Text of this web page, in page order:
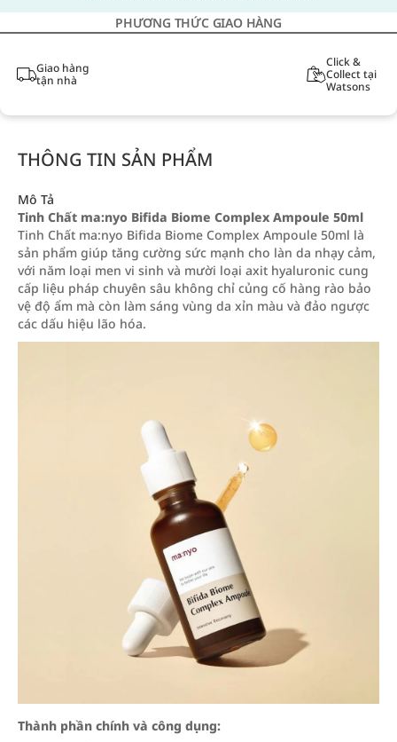
PHƯƠNG THỨC GIAO HÀNG
Giao hàng
tận nhà
Click &
Collect tại
Watsons
THÔNG TIN SẢN PHẨM
Mô Tả
Tinh Chất ma:nyo Bifida Biome Complex Ampoule 50ml
Tinh Chất ma:nyo Bifida Biome Complex Ampoule 50ml là
sản phẩm giúp tăng cường sức mạnh cho làn da nhạy cảm,
với năm loại men vi sinh và mười loại axit hyaluronic cung
cấp liệu pháp chuyên sâu không chỉ củng cố hàng rào bảo
vệ độ ẩm mà còn làm sáng vùng da xỉn màu và đảo ngược
các dấu hiệu lão hóa.
Thành phần chính và công dụng: